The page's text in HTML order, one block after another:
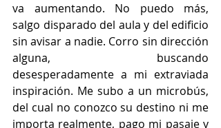
va aumentando. No puedo más,
salgo disparado del aula y del edificio
sin avisar a nadie. Corro sin dirección
alguna, buscando
desesperadamente a mi extraviada
inspiración. Me subo a un microbús,
del cual no conozco su destino ni me
importa realmente, pago mi pasaje y